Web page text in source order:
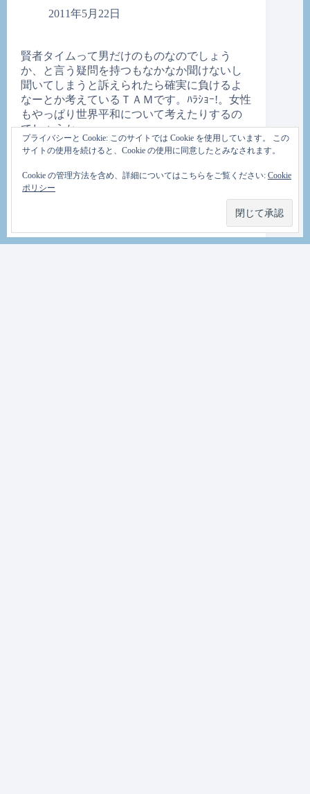
2011年5月22日
賢者タイムって男だけのものなのでしょう
か、と言う疑問を持つもなかなか聞けないし
聞いてしまうと訴えられたら確実に負けるよ
なーとか考えているＴＡＭです。ﾊﾗｼｮｰ!。女性
もやっぱり世界平和について考えたりするの
でしょうか。
友人にネトゲやろうよ！とか言われて、久々
プライバシーと Cookie: このサイトでは Cookie を使用しています。 この
サイトの使用を続けると、Cookie の使用に同意したとみなされます。
Cookie の管理方法を含め、詳細についてはこちらをご覧ください: Cookie
ポリシー